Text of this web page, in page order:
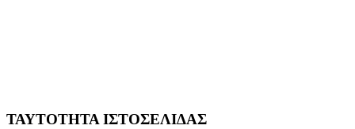
ΤΑΥΤΟΤΗΤΑ ΙΣΤΟΣΕΛΙΔΑΣ